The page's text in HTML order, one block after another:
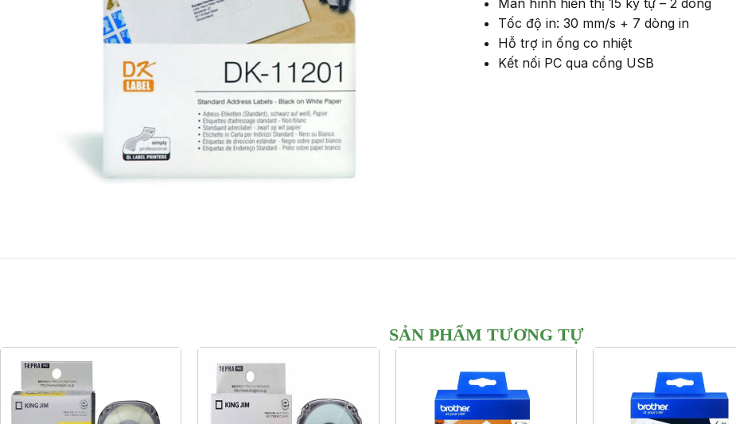
Màn hình hiển thị 15 ký tự – 2 dòng
Tốc độ in: 30 mm/s + 7 dòng in
Hỗ trợ in ống co nhiệt
Kết nối PC qua cổng USB
SẢN PHẨM TƯƠNG TỰ